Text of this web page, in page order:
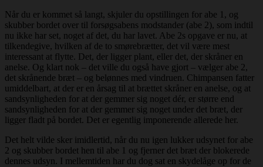
Når du er kommet så langt, skjuler du opstillingen for abe 1, og
skubber bordet over til forsøgsabens modstander (abe 2), som indtil
nu ikke har set, noget af det, du har lavet. Abe 2s opgave er nu, at
tilkendegive, hvilken af de to smørebrætter, det vil være mest
interessant at flytte. Det, der ligger plant, eller det, der skråner en
anelse. Og klart nok – det ville du også have gjort – vælger abe 2,
det skrånende bræt – og belønnes med vindruen. Chimpansen fatter
umiddelbart, at der er en årsag til at brættet skråner en anelse, og at
sandsynligheden for at der gemmer sig noget dér, er større end
sandsynligheden for at der gemmer sig noget under det bræt, der
ligger fladt på bordet. Det er egentlig imponerende allerede her.
Det helt vilde sker imidlertid, når du nu igen lukker udsynet for abe
2 og skubber bordet hen til abe 1 og fjerner det bræt der blokerede
dennes udsyn. I mellemtiden har du dog sat en skydelåge op for de